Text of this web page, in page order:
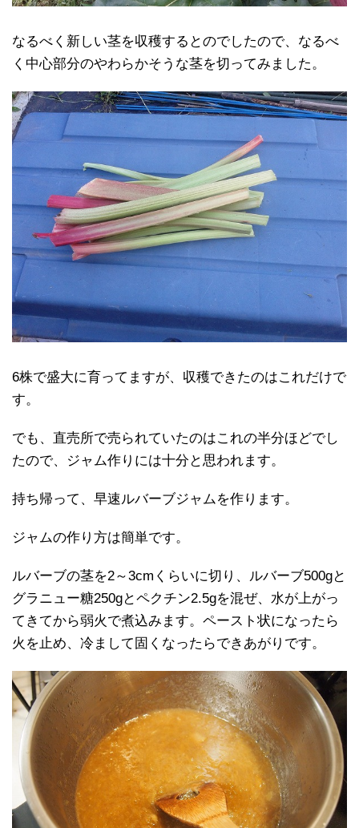
なるべく新しい茎を収穫するとのでしたので、なるべ
く中心部分のやわらかそうな茎を切ってみました。
6株で盛大に育ってますが、収穫できたのはこれだけで
す。
でも、直売所で売られていたのはこれの半分ほどでし
たので、ジャム作りには十分と思われます。
持ち帰って、早速ルバーブジャムを作ります。
ジャムの作り方は簡単です。
ルバーブの茎を2～3cmくらいに切り、ルバーブ500gと
グラニュー糖250gとペクチン2.5gを混ぜ、水が上がっ
てきてから弱火で煮込みます。ペースト状になったら
火を止め、冷まして固くなったらできあがりです。